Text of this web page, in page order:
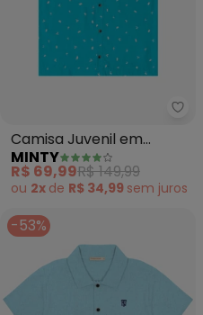
Camisa Juvenil em
Viscose Masculina (Azul)
MINTY
R$ 69,99R$ 149,99
ou 2x de R$ 34,99 sem juros
-53%